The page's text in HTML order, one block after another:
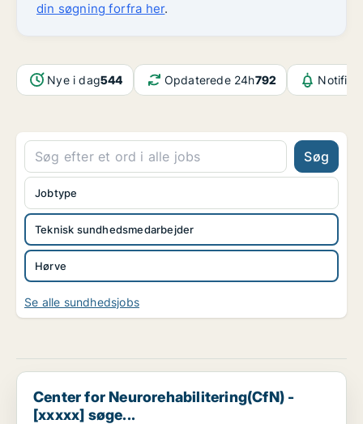
din søgning forfra her.
Nye i dag544 Opdaterede 24h792
Søg
Teknisk sundhedsmedarbejder
Hørve
Jobtype
Se alle sundhedsjobs
Center for Neurorehabilitering(CfN) - [xxxxx] søge...
Center for Neurorehabilitering(CfN) -
[xxxxx] søge...